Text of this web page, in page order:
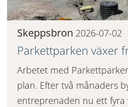
Skeppsbron 2026-07-02
Parkettparken växer
Arbetet med
plan. Efter två månaders
entreprenaden nu ett fyra